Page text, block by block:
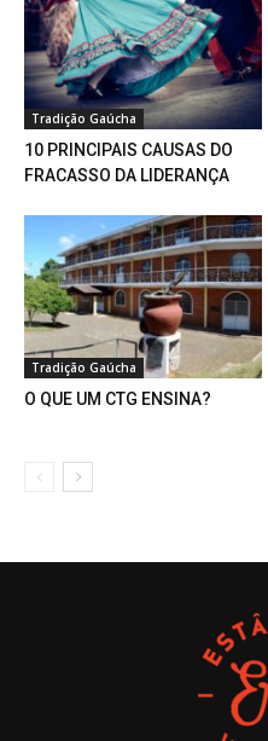
Tradição Gaúcha
10 PRINCIPAIS CAUSAS DO
FRACASSO DA LIDERANÇA
Tradição Gaúcha
O QUE UM CTG ENSINA?